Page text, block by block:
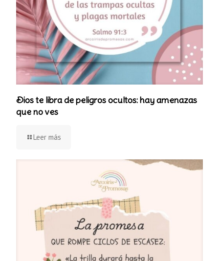
Dios te libra de peligros ocultos: hay amenazas
que no ves
Leer más